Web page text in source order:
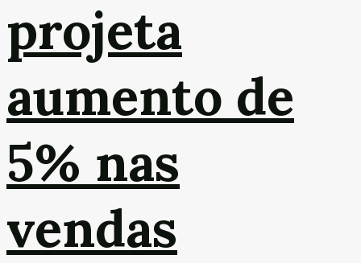
projeta
aumento de
5% nas
vendas